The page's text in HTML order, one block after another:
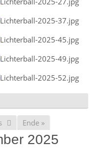
Ende »
2025